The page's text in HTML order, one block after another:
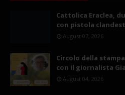
Cattolica Eraclea,
con pistola
August 07, 2026
Circolo della
con il giornalista
August 04, 2026